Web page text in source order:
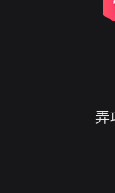
弄